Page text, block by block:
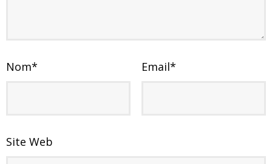
Nom* Email*
Site Web